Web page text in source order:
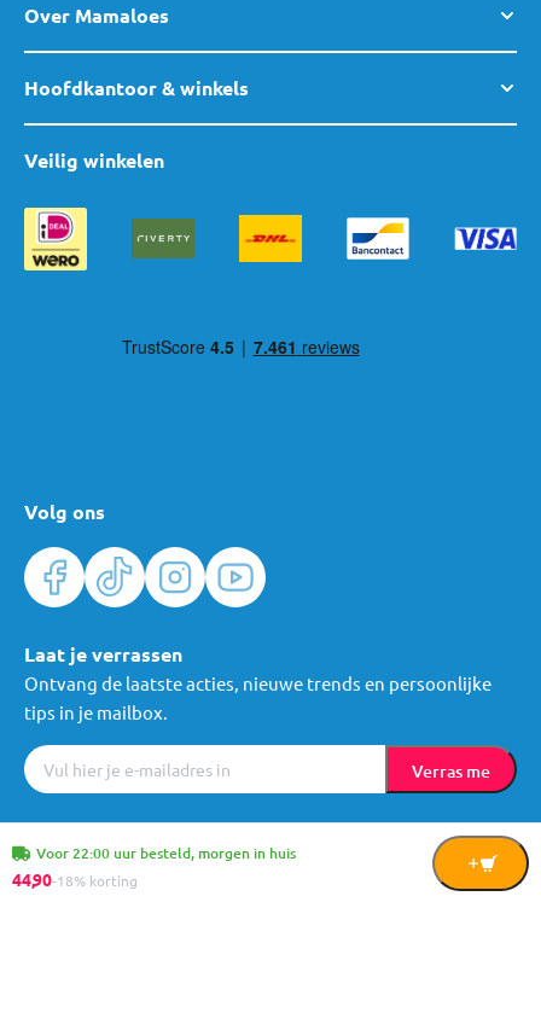
Voor 22:00 uur besteld, morgen in huis
44,90-18% korting
In
Over Mamaloes
Hoofdkantoor & winkels
Volg ons
Veilig winkelen
Laat je verrassen
Ontvang de laatste acties, nieuwe trends en persoonlijke
tips in je mailbox.
Verras me
Algemene voorwaarden Privacy © Mama Loes & Kids B.V.